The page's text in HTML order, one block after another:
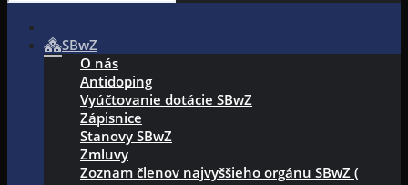
SBwZ
O nás
Antidoping
Vyúčtovanie dotácie SBwZ
Zápisnice
Stanovy SBwZ
Zmluvy
Zoznam členov najvyššieho orgánu SBwZ (